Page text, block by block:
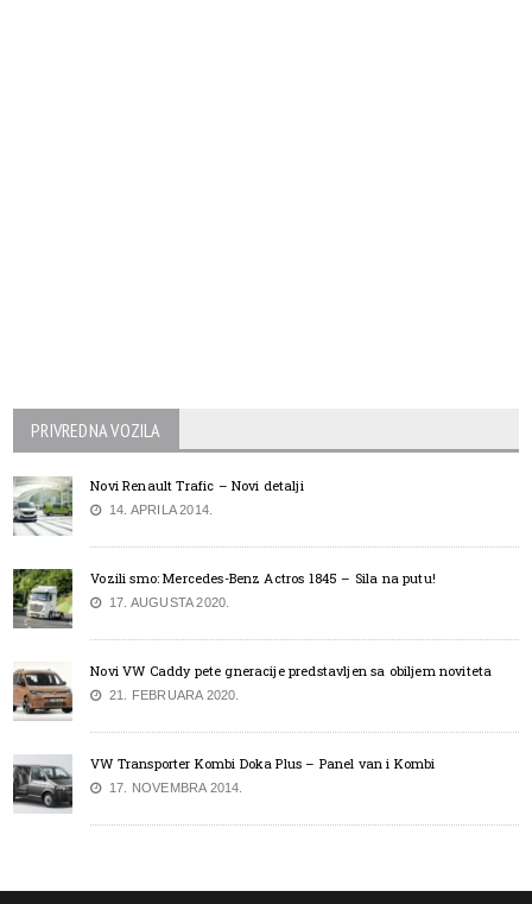
PRIVREDNA VOZILA
Novi Renault Trafic – Novi detalji
14. APRILA 2014.
Vozili smo: Mercedes-Benz Actros 1845 – Sila na putu!
17. AUGUSTA 2020.
Novi VW Caddy pete gneracije predstavljen sa obiljem noviteta
21. FEBRUARA 2020.
VW Transporter Kombi Doka Plus – Panel van i Kombi
17. NOVEMBRA 2014.